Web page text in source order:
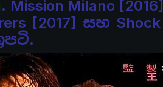
. Mission Milano
[2017] සහ